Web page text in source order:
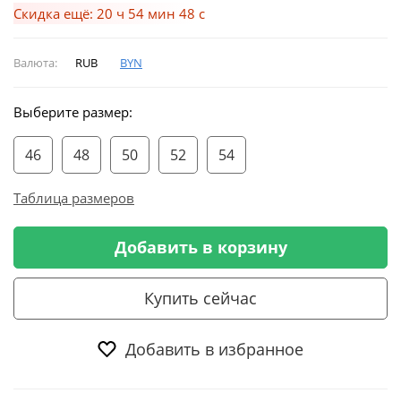
Скидка ещё: 20 ч 54 мин 48 с
Валюта: RUB BYN
Выберите размер:
46 48 50 52 54
Таблица размеров
Добавить в корзину
Купить сейчас
Добавить в избранное